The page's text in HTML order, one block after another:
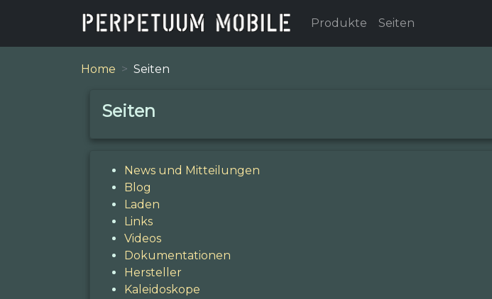
Produkte Seiten
Home Seiten
Seiten
News und Mitteilungen
Blog
Laden
Links
Videos
Dokumentationen
Hersteller
Kaleidoskope